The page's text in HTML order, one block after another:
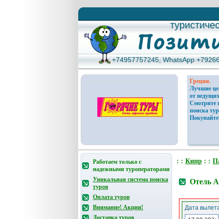
+74957757245, WhatsApp
+74957757245, WhatsApp
Греция.
Лучшие
от
Смотрите
поиска
Работаем только с
надежными туроператорами
Уникальная система поиска
туров
Оплата туров
Внимание! Акции!
Доставка туров
: : Кипр : :
Отель
Дата